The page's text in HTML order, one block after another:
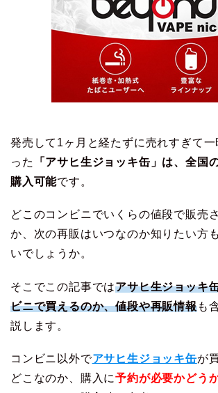
発売して1ヶ月と経たずに売れすぎて
った
「アサヒ生ジョッキ缶」は、全国
購入可能です。
どこのコンビニでいくらの値段で販売
か、次の再販はいつなのか知りたい方
いでしょうか。
そこでこの記事ではアサヒ生ジョッキ
ビニで買えるのか、値段や再販情報も
説します。
コンビニ以外でアサヒ生ジョッキ缶が
どこなのか、購入に予約が必要かどう